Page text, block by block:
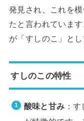
発見され、これを
たと言われていま
が「すしのこ」とし
すしのこの特性
酸味と甘み ：